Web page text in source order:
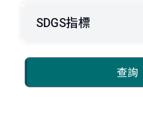
SDGS指標
查詢